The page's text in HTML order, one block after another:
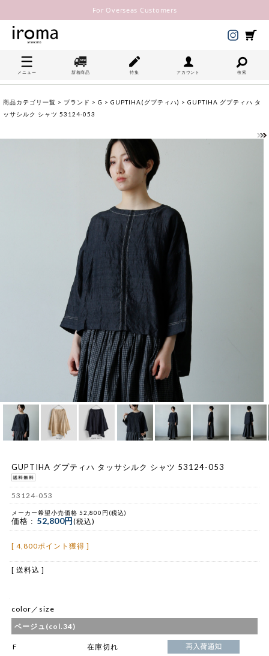
For Overseas Customers
メニュー 新着商品 特集 アカウント 検索
商品カテゴリ一覧 > ブランド > G > GUPTIHA(グプティハ) > GUPTIHA グプティハ タ
ッサシルク シャツ 53124-053
GUPTIHA グプティハ タッサシルク シャツ 53124-053
53124-053
メーカー希望小売価格 52,800円(税込)
価格 : 52,800円 (税込)
[ 4,800ポイント獲得 ]
[ 送料込 ]
color／size
ベージュ(col.34)
F 在庫切れ